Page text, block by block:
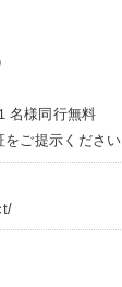
名様同行無料
ご提示ください